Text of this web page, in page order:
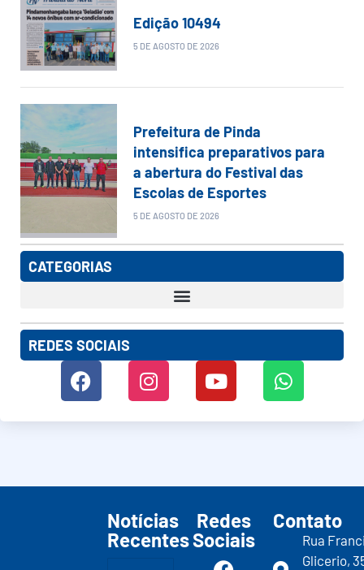
Edição 10494
5 DE AGOSTO DE 2026
Prefeitura de Pinda
intensifica preparativos para
a abertura do Festival das
Escolas de Esportes
5 DE AGOSTO DE 2026
CATEGORIAS
REDES SOCIAIS
Notícias
Recentes
Redes
Sociais
Contato
Rua
Glicerio,